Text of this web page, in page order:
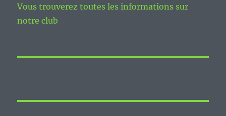
Vous trouverez toutes les informations sur
notre club